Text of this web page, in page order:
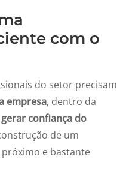
com o
do setor precisam
empresa, dentro da
gerar confiança do
de um
e bastante